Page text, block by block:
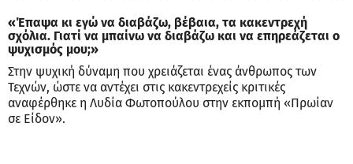
«Έπαψα κι εγώ να διαβάζω, βέβαια, τα κακεντρεχή
σχόλια. Γιατί να μπαίνω να διαβάζω και να επηρεάζεται ο
ψυχισμός μου;»
Στην ψυχική δύναμη που χρειάζεται ένας άνθρωπος των
Τεχνών, ώστε να αντέχει στις κακεντρεχείς κριτικές
αναφέρθηκε η Λυδία Φωτοπούλου στην εκπομπή «Πρωίαν
σε Είδον».